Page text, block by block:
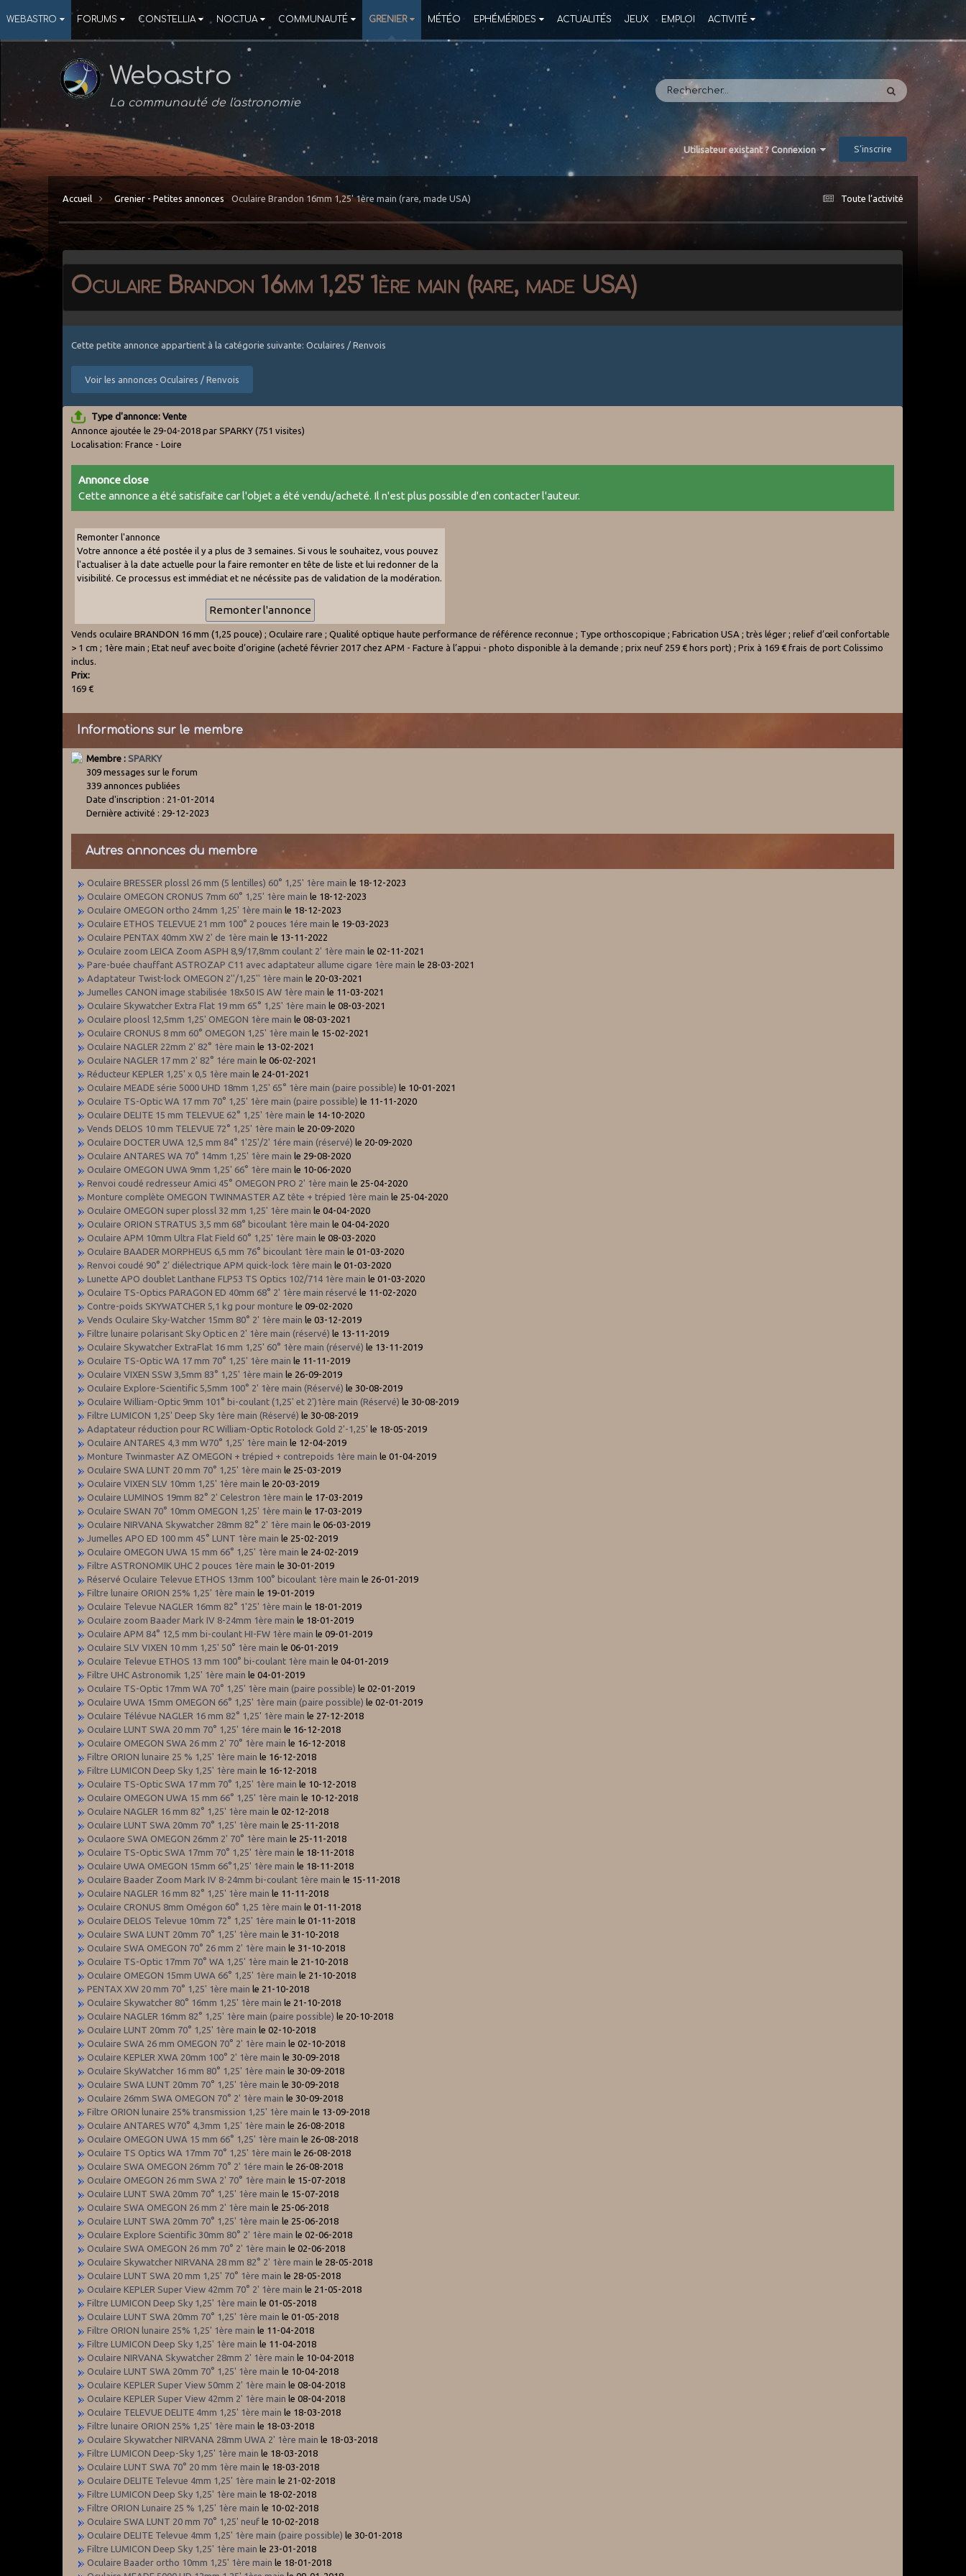
WEBASTRO FORUMS CONSTELLIA NOCTUA COMMUNAUTÉ GRENIER MÉTÉO EPHÉMÉRIDES ACTUALITÉS JEUX EMPLOI ACTIVITÉ
Webastro
La communauté de l'astronomie
Utilisateur existant ? Connexion S’inscrire
Toute l’activité
Accueil Grenier - Petites annonces Oculaire Brandon 16mm 1,25' 1ère main (rare, made USA)
Oculaire Brandon 16mm 1,25' 1ère main (rare, made USA)
Cette petite annonce appartient à la catégorie suivante: Oculaires / Renvois
Voir les annonces Oculaires / Renvois
Type d'annonce: Vente
Annonce ajoutée le 29-04-2018 par SPARKY(751 visites)
Localisation: France - Loire
Annonce close
Cette annonce a été satisfaite car l'objet a été vendu/acheté. Il n'est plus possible d'en contacter l'auteur.
Remonter l'annonce
Votre annonce a été postée il y a plus de 3 semaines. Si vous le souhaitez, vous pouvez
l'actualiser à la date actuelle pour la faire remonter en tête de liste et lui redonner de la
visibilité. Ce processus est immédiat et ne nécéssite pas de validation de la modération.
Vends oculaire BRANDON 16 mm (1,25 pouce) ; Oculaire rare ; Qualité optique haute performance de référence reconnue ; Type orthoscopique ; Fabrication USA ; très léger ; relief d’œil confortable
> 1 cm ; 1ère main ; Etat neuf avec boite d’origine (acheté février 2017 chez APM - Facture à l’appui - photo disponible à la demande ; prix neuf 259 € hors port) ; Prix à 169 € frais de port Colissimo
inclus.
Prix:
169 €
Informations sur le membre
Membre :SPARKY
309 messages sur le forum
339 annonces publiées
Date d'inscription : 21-01-2014
Dernière activité : 29-12-2023
Autres annonces du membre
Oculaire BRESSER plossl 26 mm (5 lentilles) 60° 1,25' 1ère main le 18-12-2023
Oculaire OMEGON CRONUS 7mm 60° 1,25' 1ère main le 18-12-2023
Oculaire OMEGON ortho 24mm 1,25' 1ère main le 18-12-2023
Oculaire ETHOS TELEVUE 21 mm 100° 2 pouces 1ére main le 19-03-2023
Oculaire PENTAX 40mm XW 2' de 1ère main le 13-11-2022
Oculaire zoom LEICA Zoom ASPH 8,9/17,8mm coulant 2' 1ère main le 02-11-2021
Pare-buée chauffant ASTROZAP C11 avec adaptateur allume cigare 1ère main le 28-03-2021
Adaptateur Twist-lock OMEGON 2''/1,25'' 1ère main le 20-03-2021
Jumelles CANON image stabilisée 18x50 IS AW 1ère main le 11-03-2021
Oculaire Skywatcher Extra Flat 19 mm 65° 1,25' 1ère main le 08-03-2021
Oculaire ploosl 12,5mm 1,25' OMEGON 1ère main le 08-03-2021
Oculaire CRONUS 8 mm 60° OMEGON 1,25' 1ère main le 15-02-2021
Oculaire NAGLER 22mm 2' 82° 1ère main le 13-02-2021
Oculaire NAGLER 17 mm 2' 82° 1ére main le 06-02-2021
Réducteur KEPLER 1,25' x 0,5 1ère main le 24-01-2021
Oculaire MEADE série 5000 UHD 18mm 1,25' 65° 1ère main (paire possible) le 10-01-2021
Oculaire TS-Optic WA 17 mm 70° 1,25' 1ère main (paire possible) le 11-11-2020
Oculaire DELITE 15 mm TELEVUE 62° 1,25' 1ère main le 14-10-2020
Vends DELOS 10 mm TELEVUE 72° 1,25' 1ère main le 20-09-2020
Oculaire DOCTER UWA 12,5 mm 84° 1'25'/2' 1ére main (réservé) le 20-09-2020
Oculaire ANTARES WA 70° 14mm 1,25' 1ère main le 29-08-2020
Oculaire OMEGON UWA 9mm 1,25' 66° 1ère main le 10-06-2020
Renvoi coudé redresseur Amici 45° OMEGON PRO 2' 1ère main le 25-04-2020
Monture complète OMEGON TWINMASTER AZ tête + trépied 1ère main le 25-04-2020
Oculaire OMEGON super plossl 32 mm 1,25' 1ère main le 04-04-2020
Oculaire ORION STRATUS 3,5 mm 68° bicoulant 1ère main le 04-04-2020
Oculaire APM 10mm Ultra Flat Field 60° 1,25' 1ère main le 08-03-2020
Oculaire BAADER MORPHEUS 6,5 mm 76° bicoulant 1ère main le 01-03-2020
Renvoi coudé 90° 2’ diélectrique APM quick-lock 1ère main le 01-03-2020
Lunette APO doublet Lanthane FLP53 TS Optics 102/714 1ère main le 01-03-2020
Oculaire TS-Optics PARAGON ED 40mm 68° 2' 1ère main réservé le 11-02-2020
Contre-poids SKYWATCHER 5,1 kg pour monture le 09-02-2020
Vends Oculaire Sky-Watcher 15mm 80° 2' 1ère main le 03-12-2019
Filtre lunaire polarisant Sky Optic en 2' 1ère main (réservé) le 13-11-2019
Oculaire Skywatcher ExtraFlat 16 mm 1,25' 60° 1ère main (réservé) le 13-11-2019
Oculaire TS-Optic WA 17 mm 70° 1,25' 1ère main le 11-11-2019
Oculaire VIXEN SSW 3,5mm 83° 1,25' 1ère main le 26-09-2019
Oculaire Explore-Scientific 5,5mm 100° 2' 1ère main (Réservé) le 30-08-2019
Oculaire William-Optic 9mm 101° bi-coulant (1,25' et 2')1ère main (Réservé) le 30-08-2019
Filtre LUMICON 1,25' Deep Sky 1ère main (Réservé) le 30-08-2019
Adaptateur réduction pour RC William-Optic Rotolock Gold 2'-1,25' le 18-05-2019
Oculaire ANTARES 4,3 mm W70° 1,25' 1ère main le 12-04-2019
Monture Twinmaster AZ OMEGON + trépied + contrepoids 1ère main le 01-04-2019
Oculaire SWA LUNT 20 mm 70° 1,25' 1ère main le 25-03-2019
Oculaire VIXEN SLV 10mm 1,25' 1ère main le 20-03-2019
Oculaire LUMINOS 19mm 82° 2' Celestron 1ère main le 17-03-2019
Oculaire SWAN 70° 10mm OMEGON 1,25' 1ère main le 17-03-2019
Oculaire NIRVANA Skywatcher 28mm 82° 2' 1ère main le 06-03-2019
Jumelles APO ED 100 mm 45° LUNT 1ère main le 25-02-2019
Oculaire OMEGON UWA 15 mm 66° 1,25' 1ère main le 24-02-2019
Filtre ASTRONOMIK UHC 2 pouces 1ère main le 30-01-2019
Réservé Oculaire Televue ETHOS 13mm 100° bicoulant 1ère main le 26-01-2019
Filtre lunaire ORION 25% 1,25' 1ère main le 19-01-2019
Oculaire Televue NAGLER 16mm 82° 1'25' 1ère main le 18-01-2019
Oculaire zoom Baader Mark IV 8-24mm 1ère main le 18-01-2019
Oculaire APM 84° 12,5 mm bi-coulant HI-FW 1ère main le 09-01-2019
Oculaire SLV VIXEN 10 mm 1,25' 50° 1ère main le 06-01-2019
Oculaire Televue ETHOS 13 mm 100° bi-coulant 1ère main le 04-01-2019
Filtre UHC Astronomik 1,25' 1ère main le 04-01-2019
Oculaire TS-Optic 17mm WA 70° 1,25' 1ère main (paire possible) le 02-01-2019
Oculaire UWA 15mm OMEGON 66° 1,25' 1ère main (paire possible) le 02-01-2019
Oculaire Télévue NAGLER 16 mm 82° 1,25' 1ère main le 27-12-2018
Oculaire LUNT SWA 20 mm 70° 1,25' 1ére main le 16-12-2018
Oculaire OMEGON SWA 26 mm 2' 70° 1ère main le 16-12-2018
Filtre ORION lunaire 25 % 1,25' 1ère main le 16-12-2018
Filtre LUMICON Deep Sky 1,25' 1ère main le 16-12-2018
Oculaire TS-Optic SWA 17 mm 70° 1,25' 1ère main le 10-12-2018
Oculaire OMEGON UWA 15 mm 66° 1,25' 1ère main le 10-12-2018
Oculaire NAGLER 16 mm 82° 1,25' 1ère main le 02-12-2018
Oculaire LUNT SWA 20mm 70° 1,25' 1ère main le 25-11-2018
Oculaore SWA OMEGON 26mm 2' 70° 1ère main le 25-11-2018
Oculaire TS-Optic SWA 17mm 70° 1,25' 1ère main le 18-11-2018
Oculaire UWA OMEGON 15mm 66°1,25' 1ère main le 18-11-2018
Oculaire Baader Zoom Mark IV 8-24mm bi-coulant 1ère main le 15-11-2018
Oculaire NAGLER 16 mm 82° 1,25' 1ère main le 11-11-2018
Oculaire CRONUS 8mm Omégon 60° 1,25 1ère main le 01-11-2018
Oculaire DELOS Televue 10mm 72° 1,25' 1ère main le 01-11-2018
Oculaire SWA LUNT 20mm 70° 1,25' 1ère main le 31-10-2018
Oculaire SWA OMEGON 70° 26 mm 2' 1ère main le 31-10-2018
Oculaire TS-Optic 17mm 70° WA 1,25' 1ère main le 21-10-2018
Oculaire OMEGON 15mm UWA 66° 1,25' 1ère main le 21-10-2018
PENTAX XW 20 mm 70° 1,25' 1ère main le 21-10-2018
Oculaire Skywatcher 80° 16mm 1,25' 1ère main le 21-10-2018
Oculaire NAGLER 16mm 82° 1,25' 1ère main (paire possible) le 20-10-2018
Oculaire LUNT 20mm 70° 1,25' 1ère main le 02-10-2018
Oculaire SWA 26 mm OMEGON 70° 2' 1ère main le 02-10-2018
Oculaire KEPLER XWA 20mm 100° 2' 1ère main le 30-09-2018
Oculaire SkyWatcher 16 mm 80° 1,25' 1ère main le 30-09-2018
Oculaire SWA LUNT 20mm 70° 1,25' 1ère main le 30-09-2018
Oculaire 26mm SWA OMEGON 70° 2' 1ère main le 30-09-2018
Filtre ORION lunaire 25% transmission 1,25' 1ère main le 13-09-2018
Oculaire ANTARES W70° 4,3mm 1,25' 1ère main le 26-08-2018
Oculaire OMEGON UWA 15 mm 66° 1,25' 1ère main le 26-08-2018
Oculaire TS Optics WA 17mm 70° 1,25' 1ère main le 26-08-2018
Oculaire SWA OMEGON 26mm 70° 2' 1ére main le 26-08-2018
Oculaire OMEGON 26 mm SWA 2' 70° 1ère main le 15-07-2018
Oculaire LUNT SWA 20mm 70° 1,25' 1ère main le 15-07-2018
Oculaire SWA OMEGON 26 mm 2' 1ère main le 25-06-2018
Oculaire LUNT SWA 20mm 70° 1,25' 1ère main le 25-06-2018
Oculaire Explore Scientific 30mm 80° 2' 1ère main le 02-06-2018
Oculaire SWA OMEGON 26 mm 70° 2' 1ère main le 02-06-2018
Oculaire Skywatcher NIRVANA 28 mm 82° 2' 1ère main le 28-05-2018
Oculaire LUNT SWA 20 mm 1,25' 70° 1ère main le 28-05-2018
Oculaire KEPLER Super View 42mm 70° 2' 1ère main le 21-05-2018
Filtre LUMICON Deep Sky 1,25' 1ère main le 01-05-2018
Oculaire LUNT SWA 20mm 70° 1,25' 1ère main le 01-05-2018
Filtre ORION lunaire 25% 1,25' 1ère main le 11-04-2018
Filtre LUMICON Deep Sky 1,25' 1ère main le 11-04-2018
Oculaire NIRVANA Skywatcher 28mm 2' 1ère main le 10-04-2018
Oculaire LUNT SWA 20mm 70° 1,25' 1ère main le 10-04-2018
Oculaire KEPLER Super View 50mm 2' 1ère main le 08-04-2018
Oculaire KEPLER Super View 42mm 2' 1ère main le 08-04-2018
Oculaire TELEVUE DELITE 4mm 1,25' 1ère main le 18-03-2018
Filtre lunaire ORION 25% 1,25' 1ère main le 18-03-2018
Oculaire Skywatcher NIRVANA 28mm UWA 2' 1ère main le 18-03-2018
Filtre LUMICON Deep-Sky 1,25' 1ère main le 18-03-2018
Oculaire LUNT SWA 70° 20 mm 1ère main le 18-03-2018
Oculaire DELITE Televue 4mm 1,25' 1ère main le 21-02-2018
Filtre LUMICON Deep Sky 1,25' 1ère main le 18-02-2018
Filtre ORION Lunaire 25 % 1,25' 1ère main le 10-02-2018
Oculaire SWA LUNT 20 mm 70° 1,25' neuf le 10-02-2018
Oculaire DELITE Televue 4mm 1,25' 1ère main (paire possible) le 30-01-2018
Filtre LUMICON Deep Sky 1,25' 1ère main le 23-01-2018
Oculaire Baader ortho 10mm 1,25' 1ère main le 18-01-2018